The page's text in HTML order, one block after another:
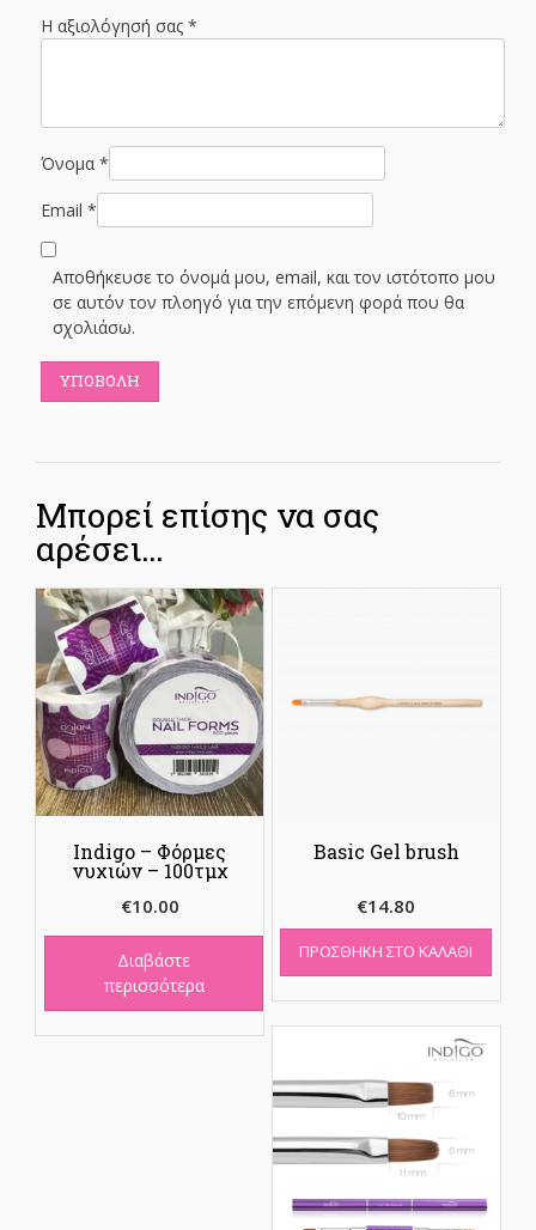
Η αξιολόγησή σας *
Όνομα *
Email *
Αποθήκευσε το όνομά μου, email, και τον ιστότοπο μου
σε αυτόν τον πλοηγό για την επόμενη φορά που θα
σχολιάσω.
Μπορεί επίσης να σας
αρέσει…
Indigo – Φόρμες
νυχιών – 100τμχ
€10.00
Διαβάστε
περισσότερα
Basic Gel brush
€14.80
ΠΡΟΣΘΉΚΗ ΣΤΟ ΚΑΛΆΘΙ